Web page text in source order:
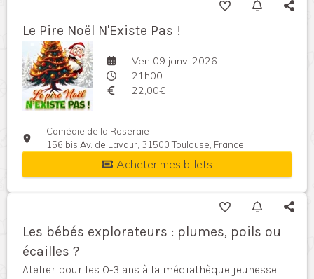
Le Pire Noël N'Existe Pas !
Ven 09 janv. 2026
21h00
22,00€
Comédie de la Roseraie
156 bis Av. de Lavaur, 31500 Toulouse, France
Acheter mes billets
Les bébés explorateurs : plumes, poils ou
écailles ?
Atelier pour les 0-3 ans à la médiathèque jeunesse